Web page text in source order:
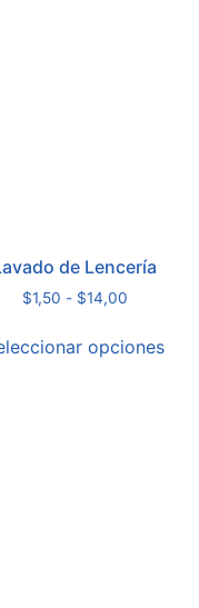
de Lencería
$1,50 - $14,00
opciones